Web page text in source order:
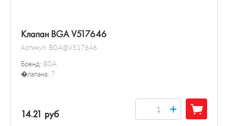
Клапан BGA V517646
Артикул: BGA@V517646
Бренд: BGA
�лапана: 7
14.21 руб +